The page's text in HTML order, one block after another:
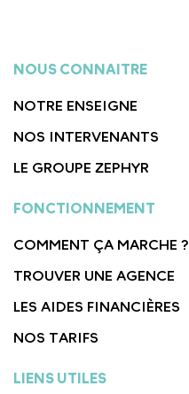
NOUS CONNAITRE
NOTRE ENSEIGNE
NOS INTERVENANTS
LE GROUPE ZEPHYR
FONCTIONNEMENT
COMMENT ÇA MARCHE ?
TROUVER UNE AGENCE
LES AIDES FINANCIÈRES
NOS TARIFS
LIENS UTILES